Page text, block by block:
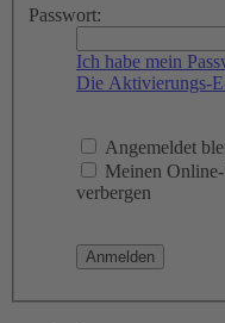
Passwort:
Ich habe mein
Die Aktivierungs-
Angemeldet
Meinen
verbergen